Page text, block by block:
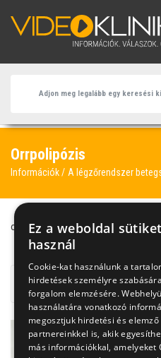
Orrpolipózis
Információk A légzőrendszer
orrpolip polip idült orrgyulladás
fül-orr-gégész
Ez a weboldal sütiket
használ
Cookie-kat használunk a
hirdetések személyre
forgalom elemzésére.
használatára vonatkozó
megosztjuk hirdetési és elemző
partnereinkkel is, akik
más információkkal, amelyeket